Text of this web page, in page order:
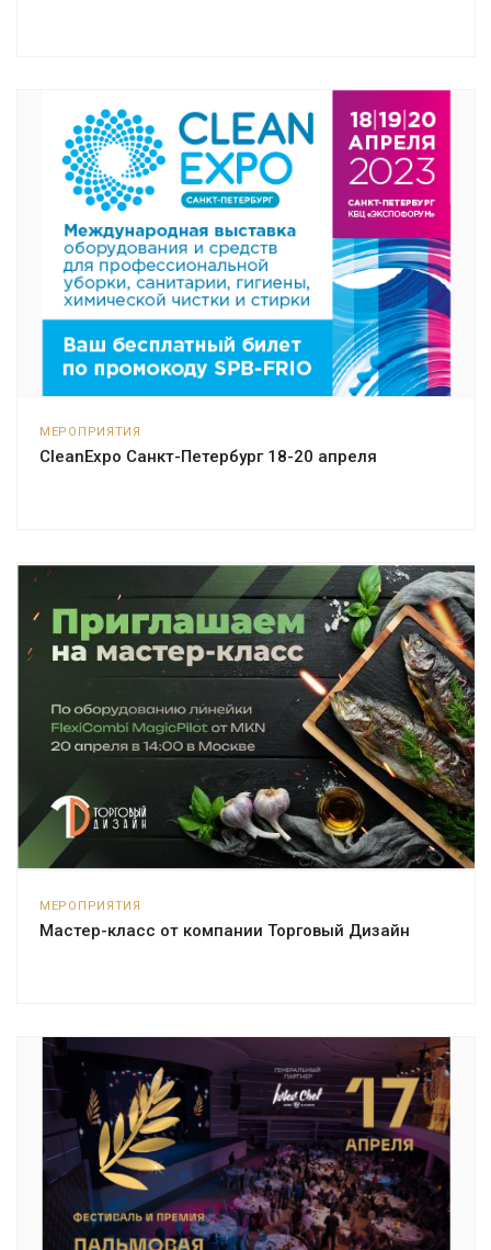
МЕРОПРИЯТИЯ
CleanExpo Санкт-Петербург 18-20 апреля
МЕРОПРИЯТИЯ
Мастер-класс от компании Торговый Дизайн